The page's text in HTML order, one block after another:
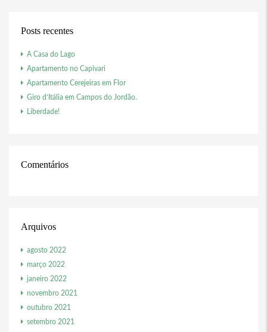
Posts recentes
A Casa do Lago
Apartamento no Capivari
Apartamento Cerejeiras em Flor
Giro d’Itália em Campos do Jordão.
Liberdade!
Comentários
Arquivos
agosto 2022
março 2022
janeiro 2022
novembro 2021
outubro 2021
setembro 2021